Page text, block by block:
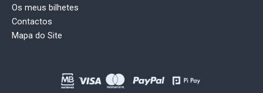
Os meus bilhetes
Contactos
Mapa do Site